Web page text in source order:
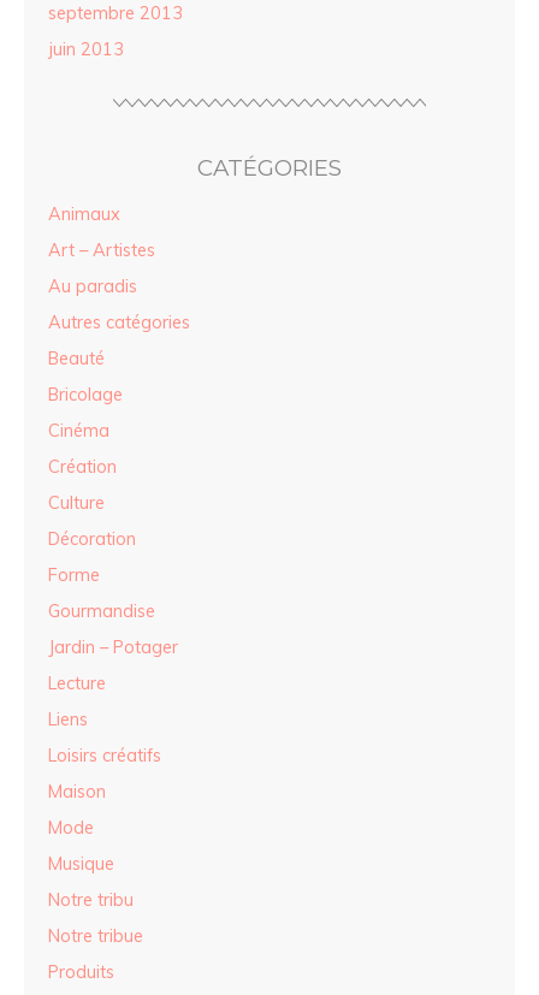
septembre 2013
juin 2013
CATÉGORIES
Animaux
Art – Artistes
Au paradis
Autres catégories
Beauté
Bricolage
Cinéma
Création
Culture
Décoration
Forme
Gourmandise
Jardin – Potager
Lecture
Liens
Loisirs créatifs
Maison
Mode
Musique
Notre tribu
Notre tribue
Produits